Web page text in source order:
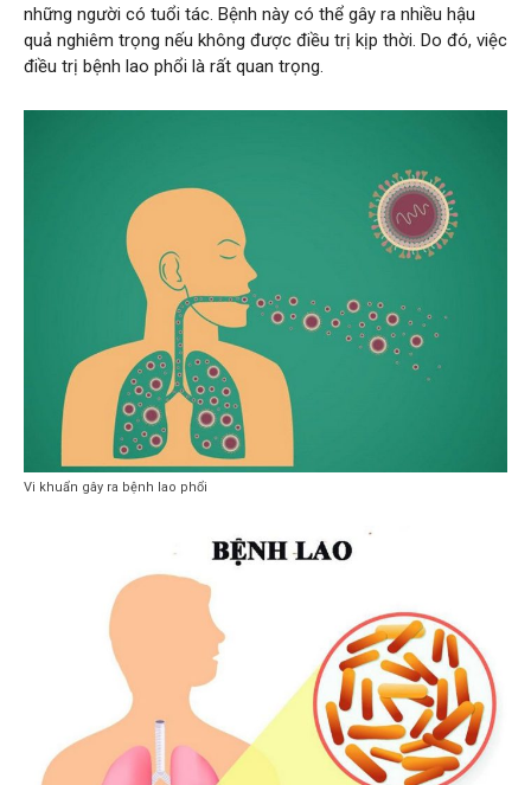
những người có tuổi tác. Bệnh này có thể gây ra nhiều hậu
quả nghiêm trọng nếu không được điều trị kịp thời. Do đó, việc
điều trị bệnh lao phổi là rất quan trọng.
Vi khuẩn gây ra bệnh lao phổi